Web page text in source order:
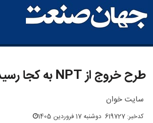
طرح خروج از NPT به کجا رسید؟
سایت خوان
کدخبر: 619727 دوشنبه 17 فروردین 1405